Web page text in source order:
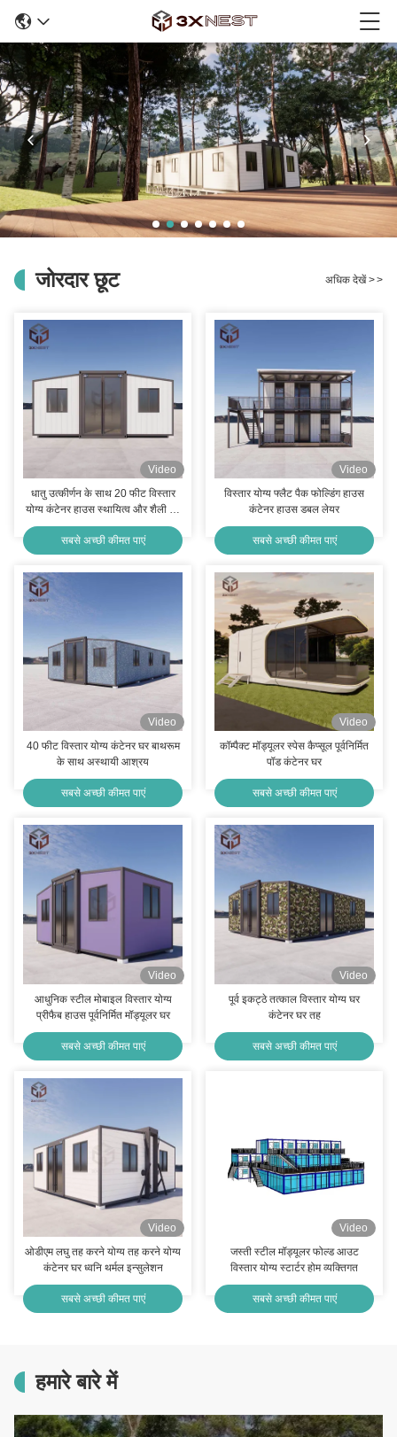
जोरदार छूट अधिक देखें>>
Video
धातु उत्कीर्णन के साथ 20 फीट विस्तार
योग्य कंटेनर हाउस स्थायित्व और शैली का
सही संयोजन
सबसे अच्छी कीमत पाएं
Video
विस्तार योग्य फ्लैट पैक फोल्डिंग हाउस
कंटेनर हाउस डबल लेयर
सबसे अच्छी कीमत पाएं
Video
40 फीट विस्तार योग्य कंटेनर घर बाथरूम
के साथ अस्थायी आश्रय
सबसे अच्छी कीमत पाएं
Video
कॉम्पैक्ट मॉड्यूलर स्पेस कैप्सूल पूर्वनिर्मित
पॉड कंटेनर घर
सबसे अच्छी कीमत पाएं
Video
आधुनिक स्टील मोबाइल विस्तार योग्य
प्रीफैब हाउस पूर्वनिर्मित मॉड्यूलर घर
सबसे अच्छी कीमत पाएं
Video
पूर्व इकट्ठे तत्काल विस्तार योग्य घर
कंटेनर घर तह
सबसे अच्छी कीमत पाएं
Video
ओडीएम लघु तह करने योग्य तह करने योग्य
कंटेनर घर ध्वनि थर्मल इन्सुलेशन
सबसे अच्छी कीमत पाएं
Video
जस्ती स्टील मॉड्यूलर फोल्ड आउट
विस्तार योग्य स्टार्टर होम व्यक्तिगत
सबसे अच्छी कीमत पाएं
हमारे बारे में